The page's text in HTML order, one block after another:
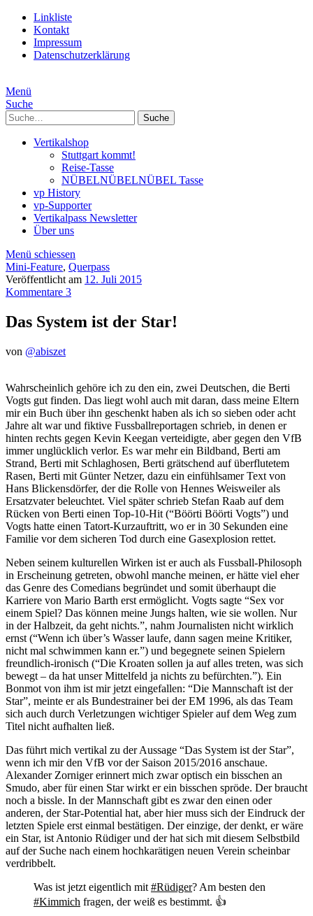
Linkliste
Kontakt
Impressum
Datenschutzerklärung
Menü
Suche
Suche
Vertikalshop
Stuttgart kommt!
Reise-Tasse
NÜBELNÜBELNÜBEL Tasse
vp History
vp-Supporter
Vertikalpass Newsletter
Über uns
Menü schiessen
Mini-Feature, Querpass
Veröffentlicht am 12. Juli 2015
Kommentare 3
Das System ist der Star!
von @abiszet
Wahrscheinlich gehöre ich zu den ein, zwei Deutschen, die Berti
Vogts gut finden. Das liegt wohl auch mit daran, dass meine Eltern
mir ein Buch über ihn geschenkt haben als ich so sieben oder acht
Jahre alt war und fiktive Fussballreportagen schrieb, in denen er
hinten rechts gegen Kevin Keegan verteidigte, aber gegen den VfB
immer unglücklich verlor. Es war mehr ein Bildband, Berti am
Strand, Berti mit Schlaghosen, Berti grätschend auf überflutetem
Rasen, Berti mit Günter Netzer, dazu ein einfühlsamer Text von
Hans Blickensdörfer, der die Rolle von Hennes Weisweiler als
Ersatzvater beleuchtet. Viel später schrieb Stefan Raab auf dem
Rücken von Berti einen Top-10-Hit (“Böörti Böörti Vogts”) und
Vogts hatte einen Tatort-Kurzauftritt, wo er in 30 Sekunden eine
Familie vor dem sicheren Tod durch eine Gasexplosion rettet.
Neben seinem kulturellen Wirken ist er auch als Fussball-Philosoph
in Erscheinung getreten, obwohl manche meinen, er hätte viel eher
das Genre des Comedians begründet und somit überhaupt die
Karriere von Mario Barth erst ermöglicht. Vogts sagte “Sex vor
einem Spiel? Das können meine Jungs halten, wie sie wollen. Nur
in der Halbzeit, da geht nichts.”, nahm Journalisten nicht wirklich
ernst (“Wenn ich über’s Wasser laufe, dann sagen meine Kritiker,
nicht mal schwimmen kann er.”) und begegnete seinen Spielern
freundlich-ironisch (“Die Kroaten sollen ja auf alles treten, was sich
bewegt – da hat unser Mittelfeld ja nichts zu befürchten.”). Ein
Bonmot von ihm ist mir jetzt eingefallen: “Die Mannschaft ist der
Star”, meinte er als Bundestrainer bei der EM 1996, als das Team
sich auch durch Verletzungen wichtiger Spieler auf dem Weg zum
Titel nicht aufhalten ließ.
Das führt mich vertikal zu der Aussage “Das System ist der Star”,
wenn ich mir den VfB vor der Saison 2015/2016 anschaue.
Alexander Zorniger erinnert mich zwar optisch ein bisschen an
Smudo, aber für einen Star wirkt er ein bisschen spröde. Der braucht
noch a bissle. In der Mannschaft gibt es zwar den einen oder
anderen, der Star-Potential hat, aber hier muss sich der Eindruck der
letzten Spiele erst einmal bestätigen. Der einzige, der denkt, er wäre
ein Star, ist Antonio Rüdiger und der hat sich mit diesem Selbstbild
auf der Suche nach einem hochkarätigen neuen Verein scheinbar
verdribbelt.
Was ist jetzt eigentlich mit #Rüdiger? Am besten den
#Kimmich fragen, der weiß es bestimmt. 👍